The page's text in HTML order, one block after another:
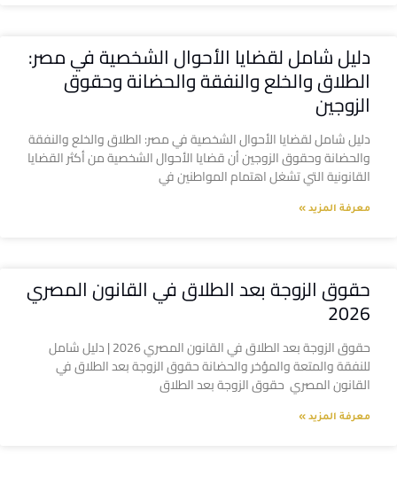
دليل شامل لقضايا الأحوال الشخصية في مصر:
الطلاق والخلع والنفقة والحضانة وحقوق
الزوجين
دليل شامل لقضايا الأحوال الشخصية في مصر: الطلاق والخلع والنفقة
والحضانة وحقوق الزوجين أن قضايا الأحوال الشخصية من أكثر القضايا
القانونية التي تشغل اهتمام المواطنين في
معرفة المزيد »
حقوق الزوجة بعد الطلاق في القانون المصري
2026
حقوق الزوجة بعد الطلاق في القانون المصري 2026 | دليل شامل
للنفقة والمتعة والمؤخر والحضانة حقوق الزوجة بعد الطلاق في
القانون المصري حقوق الزوجة بعد الطلاق
معرفة المزيد »